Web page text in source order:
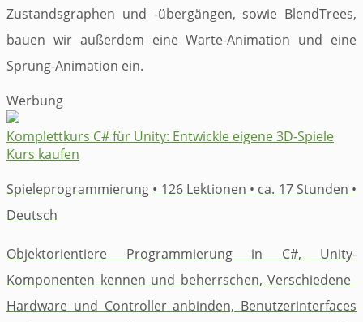
Zustandsgraphen und -übergängen, sowie BlendTrees,
bauen wir außerdem eine Warte-Animation und eine
Sprung-Animation ein.
Werbung
Komplettkurs ​C# für Unity: ​Entwickle eigene 3D-Spiele
Kurs kaufen
Spieleprogrammierung • 126 Lektionen • ca. 17 Stunden •
Deutsch
Objektorientiere Programmierung in C#, ​Unity-
Komponenten kennen und ​beherrschen, ​Verschiedene ​
Hardware und Controller anbinden, ​Benutzerinterfaces